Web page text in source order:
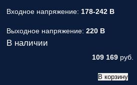
Входное напряжение: 178-242 В
Выходное напряжение: 220 В
В наличии
109 169 руб.
В корзину